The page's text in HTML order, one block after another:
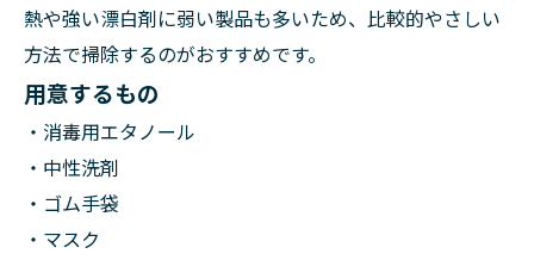
熱や強い漂白剤に弱い製品も多いため、比較的やさしい
方法で掃除するのがおすすめです。
用意するもの
・消毒用エタノール
・中性洗剤
・ゴム手袋
・マスク